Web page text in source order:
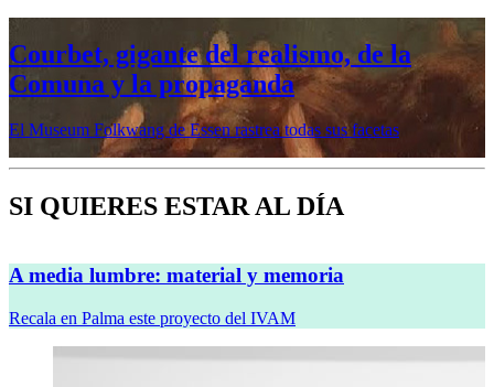
Mujeres prerrafaelitas, psiquiatría en la
vanguardia, Minor White o Dana
Lixenberg, en otoño en la Fundación
MAPFRE
Veremos cinco muestras en sus sedes de Madrid y Barcelona
SI QUIERES ESTAR AL DÍA
A media lumbre: material y memoria